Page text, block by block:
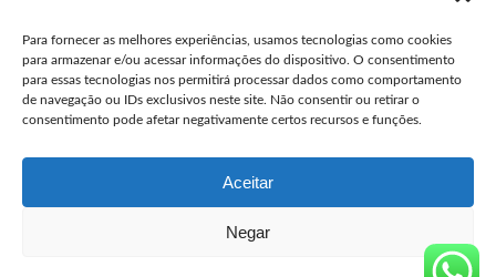
Para fornecer as melhores experiências, usamos tecnologias como cookies
para armazenar e/ou acessar informações do dispositivo. O consentimento
para essas tecnologias nos permitirá processar dados como comportamento
de navegação ou IDs exclusivos neste site. Não consentir ou retirar o
consentimento pode afetar negativamente certos recursos e funções.
Aceitar
Negar
by
user julho 24, 2026
Comprar Misoprostol Original São Gonçalo
by
user julho 24, 2026
Venda de Misoprostol